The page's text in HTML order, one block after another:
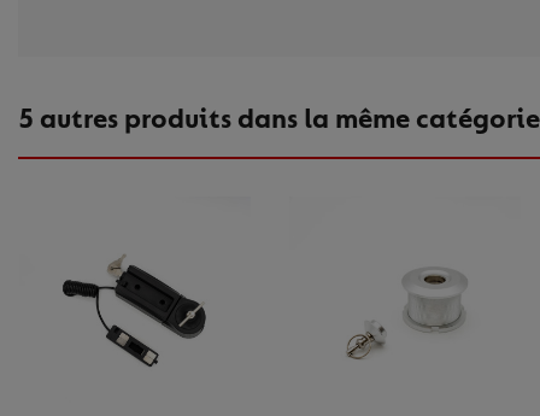
5 autres produits dans la même